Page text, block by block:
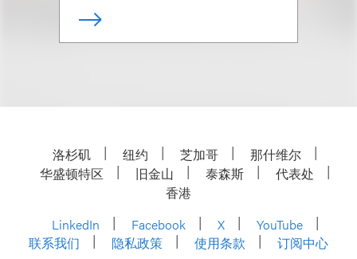
洛杉矶 纽约 芝加哥
那什维尔
华盛顿特区
旧金山 泰森斯
代表处
香港
LinkedIn
Facebook X
YouTube
联系我们
隐私政策 使用条款 订阅中心